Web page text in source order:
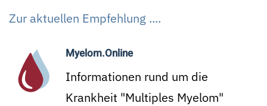
Zur aktuellen Empfehlung ....
Myelom.Online
Informationen rund um die
Krankheit "Multiples Myelom"